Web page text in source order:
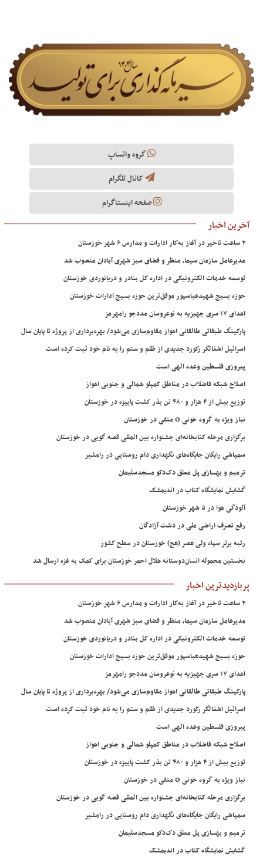
گروه واتساپ
کانال تلگرام
صفحه اینستاگرام
آخرین اخبار
۲ ساعت تاخیر در آغاز به‌کار ادارات و مدارس ۶ شهر خوزستان
مدیرعامل سازمان سیما، منظر و فضای سبز شهری آبادان منصوب شد
توسعه خدمات الکترونیکی در اداره کل بنادر و دریانوردی خوزستان
حوزه بسیج شهیدعباسپور موفق‌ترین حوزه بسیج ادارات خوزستان
اهدای ۱۷ سری جهیزیه به نوعروسان مددجو رامهرمز
پارکینگ طبقاتی طالقانی اهواز مقاوم‌سازی می‌شود/ بهره‌برداری از پروژه تا پایان سال
اسرائیل اشغالگر رکورد جدیدی از ظلم و ستم را به نام خود ثبت کرده است
پیروزی فلسطین وعده الهی است
اصلاح شبکه فاضلاب در مناطق کمپلو شمالی و جنوبی اهواز
توزیع بیش از ۴ هزار و ۴۸۰ تن بذر کشت پاییزه در خوزستان
نیاز ویژه به گروه خونی O منفی در خوزستان
برگزاری مرحله کتابخانه‌ای جشنواره بین المللی قصه گویی در خوزستان
سمپاشی رایگان جایگاه‌های نگهداری دام روستایی در رامشیر
ترمیم و بهسازی پل معلق دک‌دکو مسجدسلیمان
گشایش نمایشگاه کتاب در اندیمشک
آلودگی هوا در ۵ شهر خوزستان
رفع تصرف اراضی ملی در دشت آزادگان
رتبه برتر سپاه ولی عصر (عج) خوزستان در سطح کشور
نخستین محموله انسان‌دوستانه هلال احمر خوزستان برای کمک به غزه ارسال شد
پربازدیدترین اخبار
۲ ساعت تاخیر در آغاز به‌کار ادارات و مدارس ۶ شهر خوزستان
مدیرعامل سازمان سیما، منظر و فضای سبز شهری آبادان منصوب شد
توسعه خدمات الکترونیکی در اداره کل بنادر و دریانوردی خوزستان
حوزه بسیج شهیدعباسپور موفق‌ترین حوزه بسیج ادارات خوزستان
اهدای ۱۷ سری جهیزیه به نوعروسان مددجو رامهرمز
پارکینگ طبقاتی طالقانی اهواز مقاوم‌سازی می‌شود/ بهره‌برداری از پروژه تا پایان سال
اسرائیل اشغالگر رکورد جدیدی از ظلم و ستم را به نام خود ثبت کرده است
پیروزی فلسطین وعده الهی است
اصلاح شبکه فاضلاب در مناطق کمپلو شمالی و جنوبی اهواز
توزیع بیش از ۴ هزار و ۴۸۰ تن بذر کشت پاییزه در خوزستان
نیاز ویژه به گروه خونی O منفی در خوزستان
برگزاری مرحله کتابخانه‌ای جشنواره بین المللی قصه گویی در خوزستان
سمپاشی رایگان جایگاه‌های نگهداری دام روستایی در رامشیر
ترمیم و بهسازی پل معلق دک‌دکو مسجدسلیمان
گشایش نمایشگاه کتاب در اندیمشک